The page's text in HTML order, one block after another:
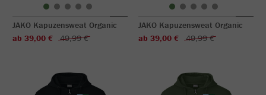
JAKO Kapuzensweat Organic
ab 39,00 €
49,99 €
JAKO Kapuzensweat Organic
ab 39,00 €
49,99 €